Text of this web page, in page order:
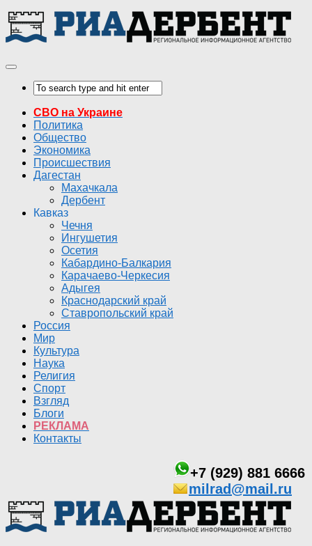
СВО на Украине
Политика
Общество
Экономика
Происшествия
Дагестан
Махачкала
Дербент
Кавказ
Чечня
Ингушетия
Осетия
Кабардино-Балкария
Карачаево-Черкесия
Адыгея
Краснодарский край
Ставропольский край
Россия
Мир
Культура
Наука
Религия
Спорт
Взгляд
Блоги
РЕКЛАМА
Контакты
+7 (929) 881 6666
milrad@mail.ru